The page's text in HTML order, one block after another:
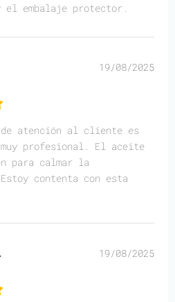
el embalaje protector.
19/08/2025
atención al cliente es
profesional. El aceite
para calmar la
contenta con esta
19/08/2025